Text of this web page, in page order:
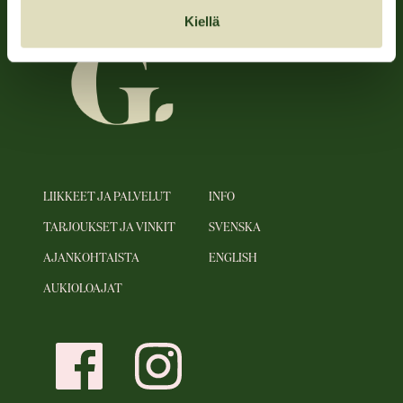
Kiellä
LIIKKEET JA PALVELUT
TARJOUKSET JA VINKIT
AJANKOHTAISTA
AUKIOLOAJAT
INFO
SVENSKA
ENGLISH